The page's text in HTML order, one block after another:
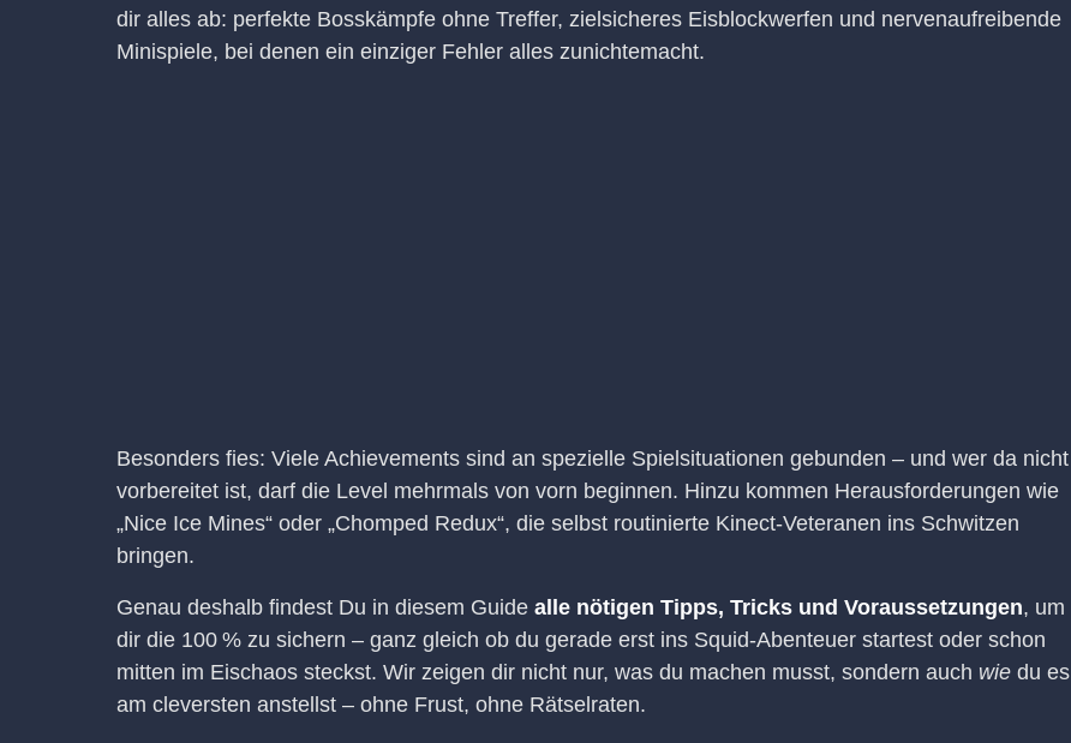
dir alles ab: perfekte Bosskämpfe ohne Treffer, zielsicheres Eisblockwerfen und nervenaufreibende
Minispiele, bei denen ein einziger Fehler alles zunichtemacht.
Besonders fies: Viele Achievements sind an spezielle Spielsituationen gebunden – und wer da nicht
vorbereitet ist, darf die Level mehrmals von vorn beginnen. Hinzu kommen Herausforderungen wie
„Nice Ice Mines“ oder „Chomped Redux“, die selbst routinierte Kinect-Veteranen ins Schwitzen
bringen.
Genau deshalb findest Du in diesem Guide alle nötigen Tipps, Tricks und Voraussetzungen, um
dir die 100 % zu sichern – ganz gleich ob du gerade erst ins Squid-Abenteuer startest oder schon
mitten im Eischaos steckst. Wir zeigen dir nicht nur, was du machen musst, sondern auch wie du es
am cleversten anstellst – ohne Frust, ohne Rätselraten.